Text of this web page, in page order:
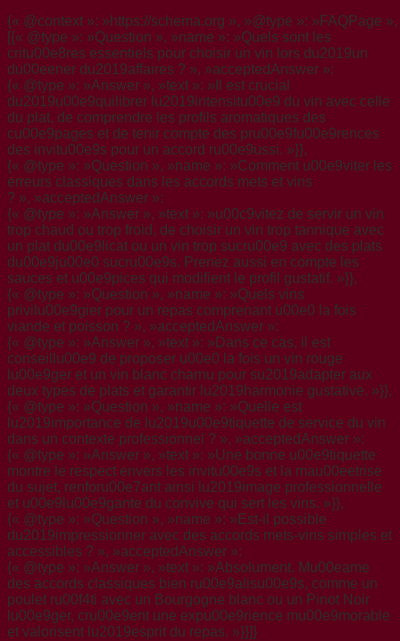
{« @context »: »https://schema.org », »@type »: »FAQPage
[{« @type »: »Question », »name »: »Quels sont les
critu00e8res essentiels pour choisir un vin lors du2019un
du00eener du2019affaires ? », »acceptedAnswer »:
{« @type »: »Answer », »text »: »Il est crucial
du2019u00e9quilibrer lu2019intensitu00e9 du vin avec celle
du plat, de comprendre les profils aromatiques des
cu00e9pages et de tenir compte des pru00e9fu00e9rences
des invitu00e9s pour un accord ru00e9ussi. »}},
{« @type »: »Question », »name »: »Comment u00e9viter les
erreurs classiques dans les accords mets et vins
? », »acceptedAnswer »:
{« @type »: »Answer », »text »: »u00c9vitez de servir un vin
trop chaud ou trop froid, de choisir un vin trop tannique avec
un plat du00e9licat ou un vin trop sucru00e9 avec des plats
du00e9ju00e0 sucru00e9s. Prenez aussi en compte les
sauces et u00e9pices qui modifient le profil gustatif. »}},
{« @type »: »Question », »name »: »Quels vins
privilu00e9gier pour un repas comprenant u00e0 la fois
viande et poisson ? », »acceptedAnswer »:
{« @type »: »Answer », »text »: »Dans ce cas, il est
conseillu00e9 de proposer u00e0 la fois un vin rouge
lu00e9ger et un vin blanc charnu pour su2019adapter aux
deux types de plats et garantir lu2019harmonie gustative. »}},
{« @type »: »Question », »name »: »Quelle est
lu2019importance de lu2019u00e9tiquette de service du vin
dans un contexte professionnel ? », »acceptedAnswer »:
{« @type »: »Answer », »text »: »Une bonne u00e9tiquette
montre le respect envers les invitu00e9s et la mau00eetrise
du sujet, renforu00e7ant ainsi lu2019image professionnelle
et u00e9lu00e9gante du convive qui sert les vins. »}},
{« @type »: »Question », »name »: »Est-il possible
du2019impressionner avec des accords mets-vins simples et
accessibles ? », »acceptedAnswer »:
{« @type »: »Answer », »text »: »Absolument. Mu00eame
des accords classiques bien ru00e9alisu00e9s, comme un
poulet ru00f4ti avec un Bourgogne blanc ou un Pinot Noir
lu00e9ger, cru00e9ent une expu00e9rience mu00e9morable
et valorisent lu2019esprit du repas. »}}]}